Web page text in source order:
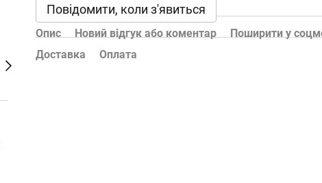
Повідомити, коли з'явиться
Опис Новий відгук або коментар
Поширити у
Доставка
Оплата